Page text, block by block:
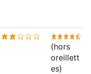
(hors
oreillett
es)